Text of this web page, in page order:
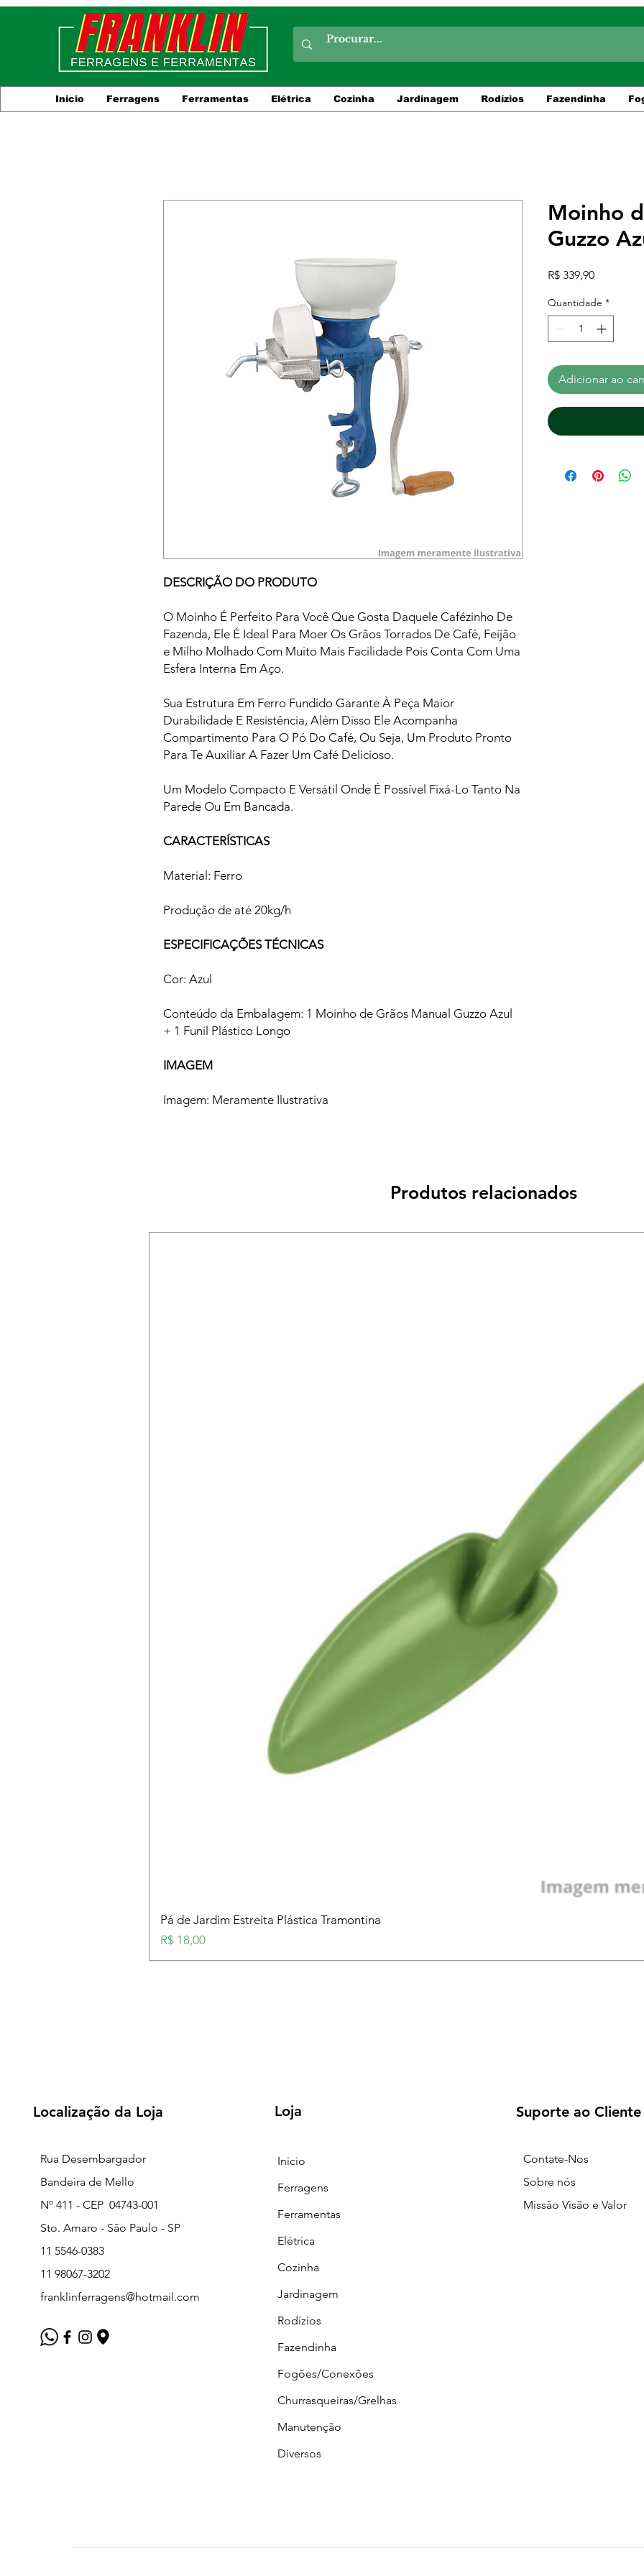
Inicio Ferragens Ferramentas Elétrica Cozinha Jardinagem Rodízios Fazendinha
DESCRIÇÃO DO PRODUTO
O Moinho É Perfeito Para Você Que Gosta Daquele Cafézinho De
Fazenda, Ele É Ideal Para Moer Os Grãos Torrados De Café, Feijão
e Milho Molhado Com Muito Mais Facilidade Pois Conta Com Uma
Esfera Interna Em Aço.
Sua Estrutura Em Ferro Fundido Garante À Peça Maior
Durabilidade E Resistência, Além Disso Ele Acompanha
Compartimento Para O Pó Do Café, Ou Seja, Um Produto Pronto
Para Te Auxiliar A Fazer Um Café Delicioso.
Um Modelo Compacto E Versátil Onde É Possível Fixá-Lo Tanto Na
Parede Ou Em Bancada.
CARACTERÍSTICAS
Material: Ferro
Produção de até 20kg/h
ESPECIFICAÇÕES TÉCNICAS
Cor: Azul
Conteúdo da Embalagem: 1 Moinho de Grãos Manual Guzzo Azul
+ 1 Funil Plástico Longo
IMAGEM
Imagem: Meramente Ilustrativa
Moinho
Guzzo
R$ 339,90Preço
Quantidade *
Adicionar ao
Produtos relacionados
Pá de Jardim Estreita Plástica Tramontina
Preço
R$ 18,00
Localização da Loja
Rua Desembargador
Bandeira de Mello
Nº 411 - CEP 04743-001
Sto. Amaro - São Paulo - SP
11 5546-0383
11 98067-3202
franklinferragens@hotmail.com
Loja
Inicio
Ferragens
Ferramentas
Elétrica
Cozinha
Jardinagem
Rodízios
Fazendinha
Fogões/Conexões
Churrasqueiras/Grelhas
Manutenção
Diversos
Suporte ao Cliente
Contate-Nos
Sobre nós
Missão Visão e Valor